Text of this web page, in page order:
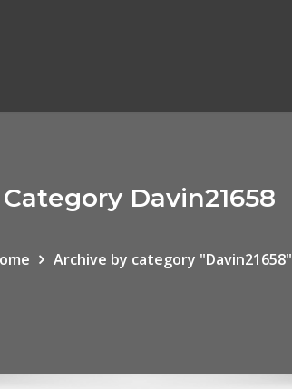
Category Davin21658
Archive by category "Davin21658"